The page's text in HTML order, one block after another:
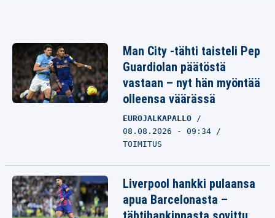
Man City -tähti taisteli Pep
Guardiolan päätöstä
vastaan – nyt hän myöntää
olleensa väärässä
EUROJALKAPALLO
08.08.2026 - 09:34
TOIMITUS
Liverpool hankki pulaansa
apua Barcelonasta –